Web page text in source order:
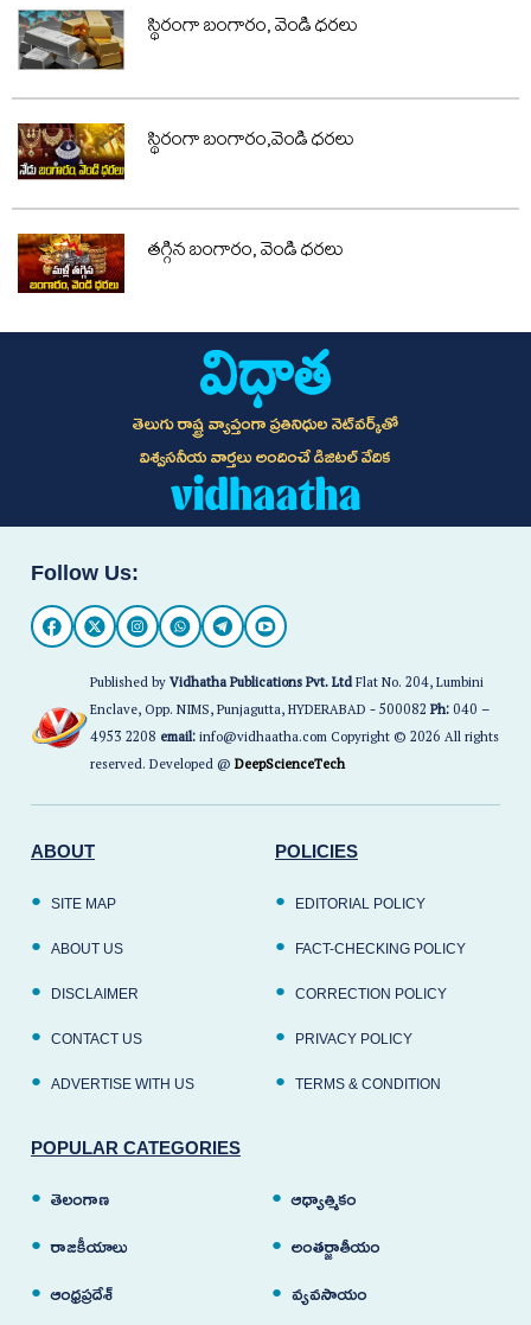
స్థిరంగా బంగారం, వెండి ధరలు
స్థిరంగా బంగారం,వెండి ధరలు
తగ్గిన బంగారం, వెండి ధరలు
తెలుగు రాష్ట్ర వ్యాప్తంగా ప్రతినిధుల నెట్‌వర్క్‌తో
విశ్వసనీయ వార్తలు అందించే డిజిటల్ వేదిక
Follow Us:
Published byVidhatha Publications Pvt. LtdFlat No. 204, Lumbini
Enclave, Opp. NIMS, Punjagutta, HYDERABAD - 500082Ph:040 –
4953 2208 email:info@vidhaatha.com Copyright © 2026 All rights
reserved. Developed @DeepScienceTech
ABOUT
SITE MAP
ABOUT US
DISCLAIMER
CONTACT US
ADVERTISE WITH US
POLICIES
EDITORIAL POLICY
FACT-CHECKING POLICY
CORRECTION POLICY
PRIVACY POLICY
TERMS & CONDITION
POPULAR CATEGORIES
తెలంగాణ ఆధ్యాత్మికం
రాజకీయాలు అంతర్జాతీయం
ఆంధ్రప్రదేశ్ వ్యవసాయం